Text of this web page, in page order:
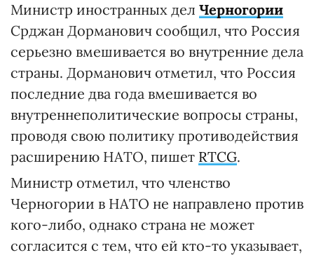
Министр иностранных дел Черногории
Срджан Дорманович сообщил, что Россия
серьезно вмешивается во внутренние дела
страны. Дорманович отметил, что Россия
последние два года вмешивается во
внутреннеполитические вопросы страны,
проводя свою политику противодействия
расширению НАТО, пишет RTCG.
Министр отметил, что членство
Черногории в НАТО не направлено против
кого-либо, однако страна не может
согласится с тем, что ей кто-то указывает,